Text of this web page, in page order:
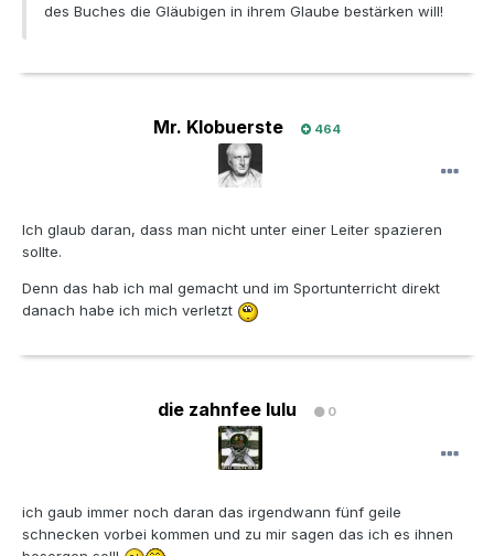
des Buches die Gläubigen in ihrem Glaube bestärken will!
Mr. Klobuerste 464
Ich glaub daran, dass man nicht unter einer Leiter spazieren
sollte.
Denn das hab ich mal gemacht und im Sportunterricht direkt
danach habe ich mich verletzt
die zahnfee lulu 0
ich gaub immer noch daran das irgendwann fünf geile
schnecken vorbei kommen und zu mir sagen das ich es ihnen